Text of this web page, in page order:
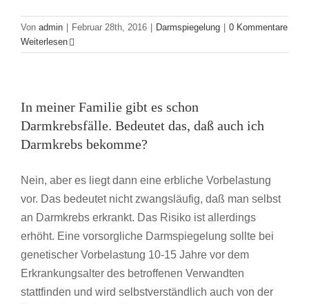
Von admin Februar 28th, 2016 Darmspiegelung
0 Kommentare
Weiterlesen
In meiner Familie gibt es schon
Darmkrebsfälle. Bedeutet das, daß auch ich
Darmkrebs bekomme?
Nein, aber es liegt dann eine erbliche Vorbelastung
vor. Das bedeutet nicht zwangsläufig, daß man selbst
an Darmkrebs erkrankt. Das Risiko ist allerdings
erhöht. Eine vorsorgliche Darmspiegelung sollte bei
genetischer Vorbelastung 10-15 Jahre vor dem
Erkrankungsalter des betroffenen Verwandten
stattfinden und wird selbstverständlich auch von der